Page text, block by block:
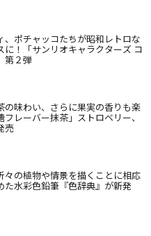
、ポチャッコたちが昭和レトロな
に！「サンリオキャラクターズ コ
第２弾
の味わい、さらに果実の香りも楽
フレーバー抹茶」ストロベリー、
売
々の植物や情景を描くことに相応
た水彩色鉛筆『色辞典』が新発